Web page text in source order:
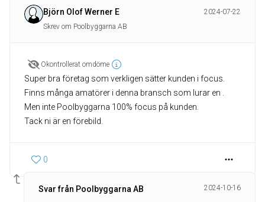
Björn Olof Werner E
2024-07-22
Skrev om Poolbyggarna AB
Okontrollerat omdöme
Super bra företag som verkligen sätter kunden i focus.
Finns många amatörer i denna bransch som lurar en .
Men inte Poolbyggarna 100% focus på kunden.
Tack ni är en förebild.
0
Svar från Poolbyggarna AB 2024-10-16